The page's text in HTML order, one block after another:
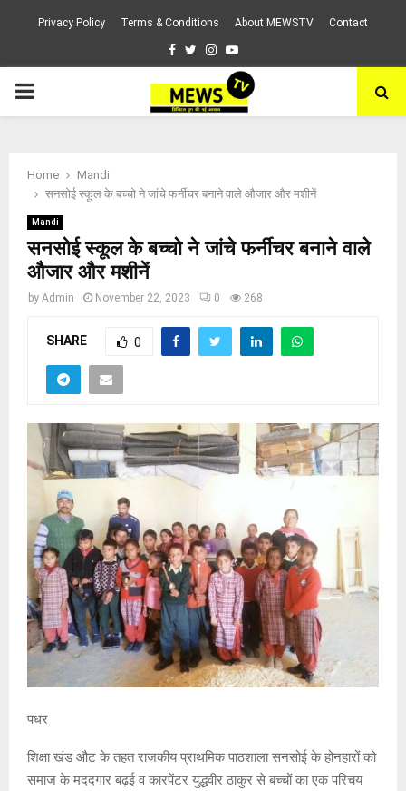
Privacy Policy Terms & Conditions About MEWSTV Contact
Facebook
TwitterInstagram
Youtube
PRIMARY
Home
Mandi
सनसोई स्कूल के बच्चो ने जांचे फर्नीचर बनाने वाले औजार और मशीनें
Mandi
सनसोई स्कूल के बच्चो ने जांचे फर्नीचर बनाने वाले
औजार और मशीनें
by Admin November 22, 2023 0 268
SHARE 0
पधर
शिक्षा खंड औट के तहत राजकीय प्राथमिक पाठशाला सनसोई के होनहारों को
समाज के मददगार बढ़ई व कारपेंटर युद्धवीर ठाकुर से बच्चों का एक परिचय